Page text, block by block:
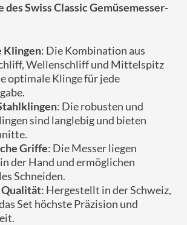
Swiss Classic Gemüsemesser-
Klingen: Die Kombination aus
Wellenschliff und Mittelspitz
optimale Klinge für jede
: Die robusten und
sind langlebig und bieten
Griffe: Die Messer liegen
der Hand und ermöglichen
Schneiden.
Qualität: Hergestellt in der Schweiz,
Set höchste Präzision und